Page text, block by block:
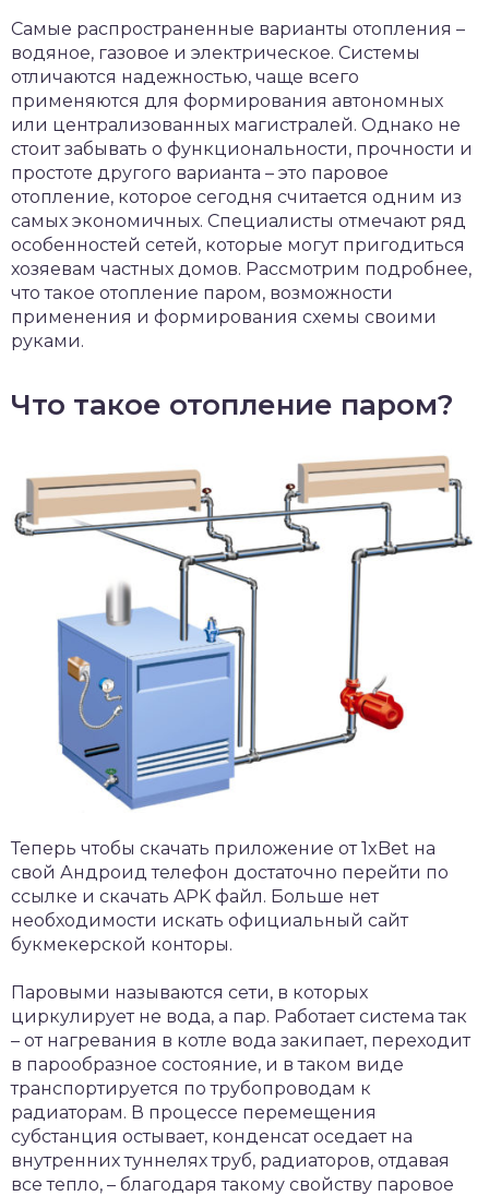
Самые распространенные варианты отопления –
водяное, газовое и электрическое. Системы
отличаются надежностью, чаще всего
применяются для формирования автономных
или централизованных магистралей. Однако не
стоит забывать о функциональности, прочности и
простоте другого варианта – это паровое
отопление, которое сегодня считается одним из
самых экономичных. Специалисты отмечают ряд
особенностей сетей, которые могут пригодиться
хозяевам частных домов. Рассмотрим подробнее,
что такое отопление паром, возможности
применения и формирования схемы своими
руками.
Что такое отопление паром?
Теперь чтобы скачать приложение от 1xBet на
свой Андроид телефон достаточно перейти по
ссылке и скачать APK файл. Больше нет
необходимости искать официальный сайт
букмекерской конторы.
Паровыми называются сети, в которых
циркулирует не вода, а пар. Работает система так
– от нагревания в котле вода закипает, переходит
в парообразное состояние, и в таком виде
транспортируется по трубопроводам к
радиаторам. В процессе перемещения
субстанция остывает, конденсат оседает на
внутренних туннелях труб, радиаторов, отдавая
все тепло, – благодаря такому свойству паровое
и уход